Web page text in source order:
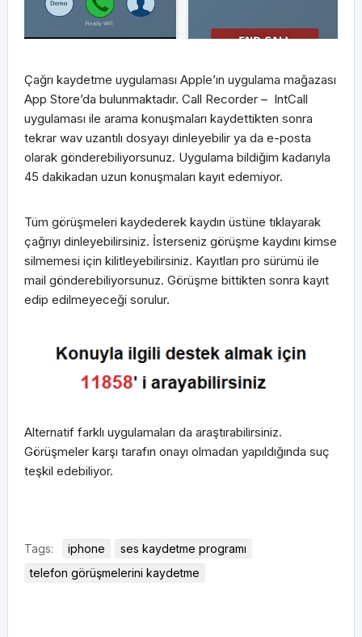
Çağrı kaydetme uygulaması Apple’ın uygulama mağazası
App Store’da bulunmaktadır. Call Recorder – IntCall
uygulaması ile arama konuşmaları kaydettikten sonra
tekrar wav uzantılı dosyayı dinleyebilir ya da e-posta
olarak gönderebiliyorsunuz. Uygulama bildiğim kadarıyla
45 dakikadan uzun konuşmaları kayıt edemiyor.
Tüm görüşmeleri kaydederek kaydın üstüne tıklayarak
çağrıyı dinleyebilirsiniz. İsterseniz görüşme kaydını kimse
silmemesi için kilitleyebilirsiniz. Kayıtları pro sürümü ile
mail gönderebiliyorsunuz. Görüşme bittikten sonra kayıt
edip edilmeyeceği sorulur.
Alternatif farklı uygulamaları da araştırabilirsiniz.
Görüşmeler karşı tarafın onayı olmadan yapıldığında suç
teşkil edebiliyor.
Tags: iphone
ses kaydetme programı
telefon görüşmelerini kaydetme